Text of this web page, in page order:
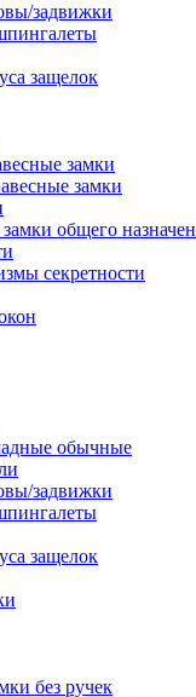
задвижки
защелок
замки
замки
общего
секретности
обычные
задвижки
защелок
без ручек